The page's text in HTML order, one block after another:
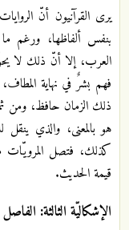
يرى القرآنيون أنّ
بنفس ألفاظها، ورغم
العرب، إلا أنّ ذلك لا
فهم بشرٌ في نهاية
ذلك الزمان حافظ، ومن
هو بالمعنى، والذي
كذلك، فتصل المرويّات
قيمة الحديث.
الإشكاليّة الثالثة: